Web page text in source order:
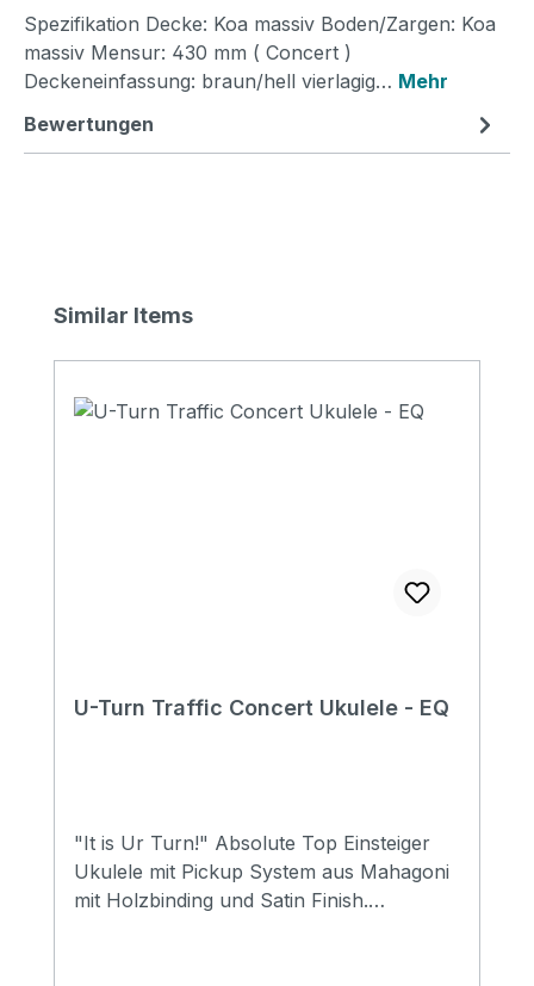
Spezifikation Decke: Koa massiv Boden/Zargen: Koa
massiv Mensur: 430 mm ( Concert )
Deckeneinfassung: braun/hell vierlagig… Mehr
Bewertungen
Produktgalerie überspringen
Similar Items
U-Turn Traffic Concert Ukulele - EQ
"It is Ur Turn!" Absolute Top Einsteiger
Ukulele mit Pickup System aus Mahagoni
mit Holzbinding und Satin Finish.